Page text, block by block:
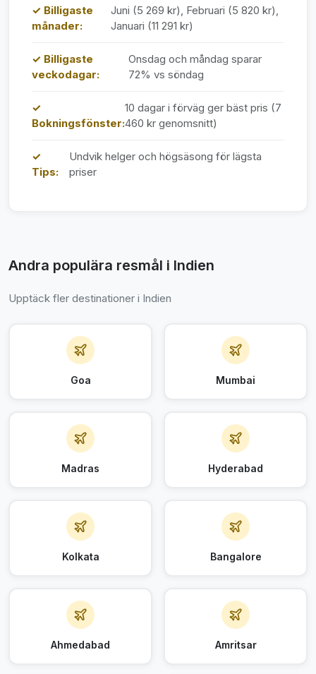
✓ Billigaste
månader:
Juni (5 269 kr), Februari (5 820 kr),
Januari (11 291 kr)
✓ Billigaste
veckodagar:
Onsdag och måndag sparar
72% vs söndag
✓
Bokningsfönster:
10 dagar i förväg ger bäst pris (7
460 kr genomsnitt)
✓
Tips:
Undvik helger och högsäsong för lägsta
priser
Andra populära resmål i Indien
Upptäck fler destinationer i Indien
Goa Mumbai
Madras Hyderabad
Kolkata Bangalore
Ahmedabad Amritsar